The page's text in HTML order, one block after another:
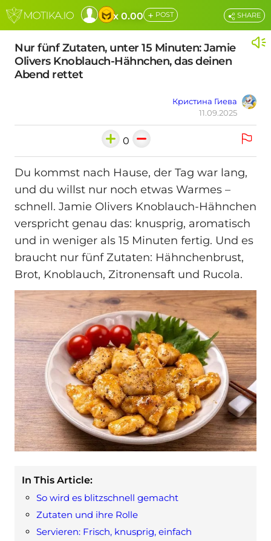
x 0.00 + POST
Nur fünf Zutaten, unter 15 Minuten: Jamie
Olivers Knoblauch-Hähnchen, das deinen
Abend rettet
Кристина Гиева
11.09.2025
SHARE
0
Du kommst nach Hause, der Tag war lang,
und du willst nur noch etwas Warmes –
schnell. Jamie Olivers Knoblauch-Hähnchen
verspricht genau das: knusprig, aromatisch
und in weniger als 15 Minuten fertig. Und es
braucht nur fünf Zutaten: Hähnchenbrust,
Brot, Knoblauch, Zitronensaft und Rucola.
In This Article:
So wird es blitzschnell gemacht
Zutaten und ihre Rolle
Servieren: Frisch, knusprig, einfach